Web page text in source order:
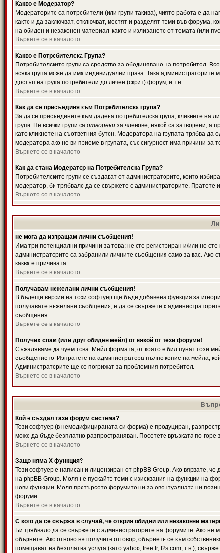
Какво е Модератор?
Модераторите са потребители (или групи такива), чиято работа е да
както и да заключват, отключват, местят и разделят теми във форума,
на обиден и незаконен материал, както и излизането от темата (или
Върнете се в началото
Какво е Потребителска Група?
Потребителските групи са средство за обединяване на потребител.
всяка група може да има индивидуални права. Така
достъп на група потребители до личен (скрит) форум, и т.н.
Върнете се в началото
Как да се присъединя към Потребителска група?
За да се присъедините към дадена потребителска група, кликнете на
групи. Не всички групи са отворени за членове, някой са затворени, а
като кликнете на съответния бутон. Модератора на групата трябва
модератора ако не ви приеме в групата, със сигурност има причини за
Върнете се в началото
Как да стана Модератор на Потребителска Група?
Потребителските групи се създават от администраторите, които
модератор, би трябвало да се свържете с администраторите.
Върнете се в началото
не мога да изпращам лични съобщения!
Има три потенциални причини за това: не сте регистриран и/или не
администраторите са забранили личните съобщения само за вас. Ако
каква е причината.
Върнете се в началото
Получавам нежелани лични съобщения!
В бъдещи версии на този софтуер ще бъде добавена функция за
получавате нежелани съобщения, е да се свържете с
съобщения.
Върнете се в началото
Получих спам (или друг обиден мейл) от някой от тези форуми!
Съжаляваме да чуем това. Мейл формата, от която е бил пунат този
съобщението. Изпратете на администратора пълно копие на мейла,
Администраторите ще се погрижат за проблемния потребител.
Върнете се в началото
Кой е създал тази форум система?
Този софтуер (в немодифицираната си форма) е продуциран,
може да бъде безплатно разпространяван. Посетете връзката по-горе
Върнете се в началото
Защо няма X функция?
Този софтуер е написан и лицензиран от phpBB Group. Ако вярвате,
на phpBB Group. Моля не пускайте теми с изисквания на функции на
нови функции. Моля претърсете форумите ни за евентуалната ни
форуми.
Върнете се в началото
С кого да се свържа в случай, че открия обидни или незаконни
Би трябвало да се свържете с администраторите на форумите. Ако не
обърнете. Ако отново не получите отговор, обърнете се към
помещават на безплатна услуга (като yahoo, free.fr, f2s.com, т.н.),